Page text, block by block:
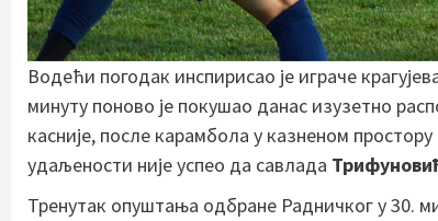
Водећи погодак инспирисао је играче
минуту поново је покушао данас изузетно
касније, после карамбола у казненом
удаљености није успео да савлада
Тренутак опуштања одбране Радничког у 30.